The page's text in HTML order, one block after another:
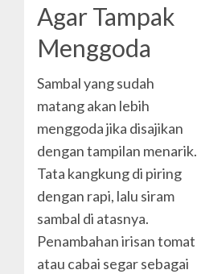
Agar Tampak
Menggoda
Sambal yang sudah
matang akan lebih
menggoda jika disajikan
dengan tampilan menarik.
Tata kangkung di piring
dengan rapi, lalu siram
sambal di atasnya.
Penambahan irisan tomat
atau cabai segar sebagai